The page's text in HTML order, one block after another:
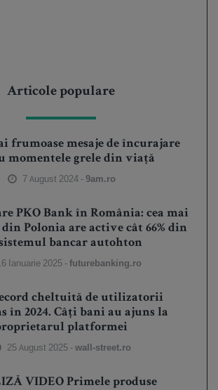
Articole populare
frumoase mesaje de încurajare
momentele grele din viață
7 August 2024 -9am.ro
PKO Bank în România: cea mai
Polonia are active cât 66% din
bancar autohton
Ianuarie 2025 -futurebanking.ro
cheltuită de utilizatorii
în 2024. Câți bani au ajuns la
platformei
25 August 2025 -wall-street.ro
VIDEO Primele produse